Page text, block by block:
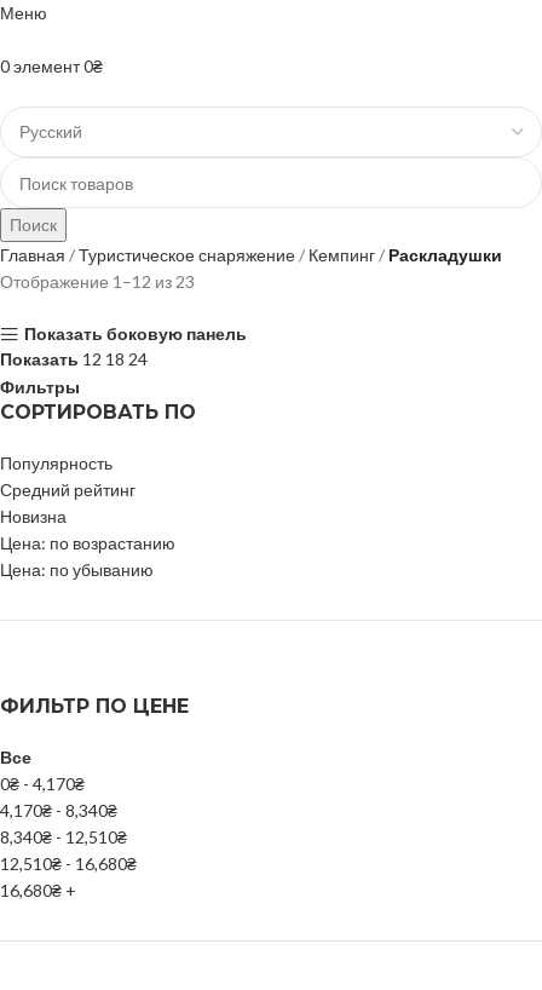
Меню
0элемент0₴
Поиск
Главная
Туристическое снаряжение Кемпинг
Раскладушки
Отображение 1–12 из 23
Показать боковую панель
Показать 12 18 24
Фильтры
СОРТИРОВАТЬ ПО
Популярность
Средний рейтинг
Новизна
Цена: по возрастанию
Цена: по убыванию
ФИЛЬТР ПО ЦЕНЕ
Все
0₴ - 4,170₴
4,170₴ - 8,340₴
8,340₴ - 12,510₴
12,510₴ - 16,680₴
16,680₴ +